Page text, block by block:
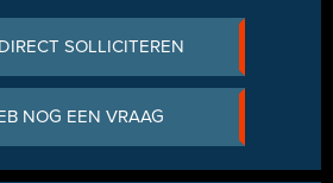
SOLLICITEREN
NOG EEN VRAAG